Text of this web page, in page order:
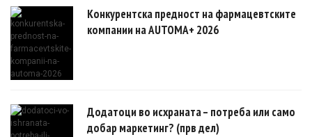
Конкурентска предност на фармацевтските
компании на AUTOMA+ 2026
Додатоци во исхраната – потреба или само
добар маркетинг? (прв дел)